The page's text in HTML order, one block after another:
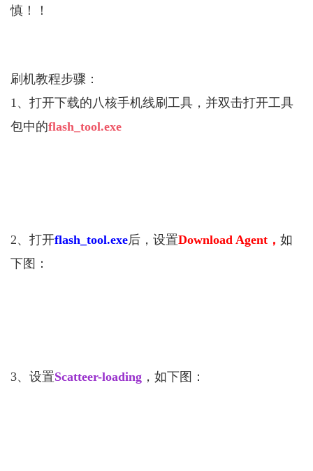
慎！！
刷机教程步骤：
1、打开下载的八核手机线刷工具，并双击打开工具
包中的flash_tool.exe
2、打开flash_tool.exe后，设置Download Agent， 如
下图：
3、设置Scatteer-loading ，如下图：